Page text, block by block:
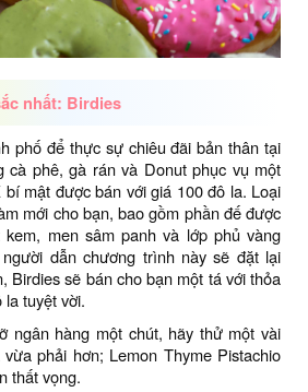
nhất: Birdies
phố để thực sự chiêu đãi bản thân tại
cà phê, gà rán và Donut phục vụ một
mật được bán với giá 100 đô la. Loại
mới cho bạn, bao gồm phần đế được
men sâm panh và lớp phủ vàng
dẫn chương trình này sẽ đặt lại
Birdies sẽ bán cho bạn một tá với thỏa
tuyệt vời.
ngân hàng một chút, hãy thử một vài
phải hơn; Lemon Thyme Pistachio
thất vọng.